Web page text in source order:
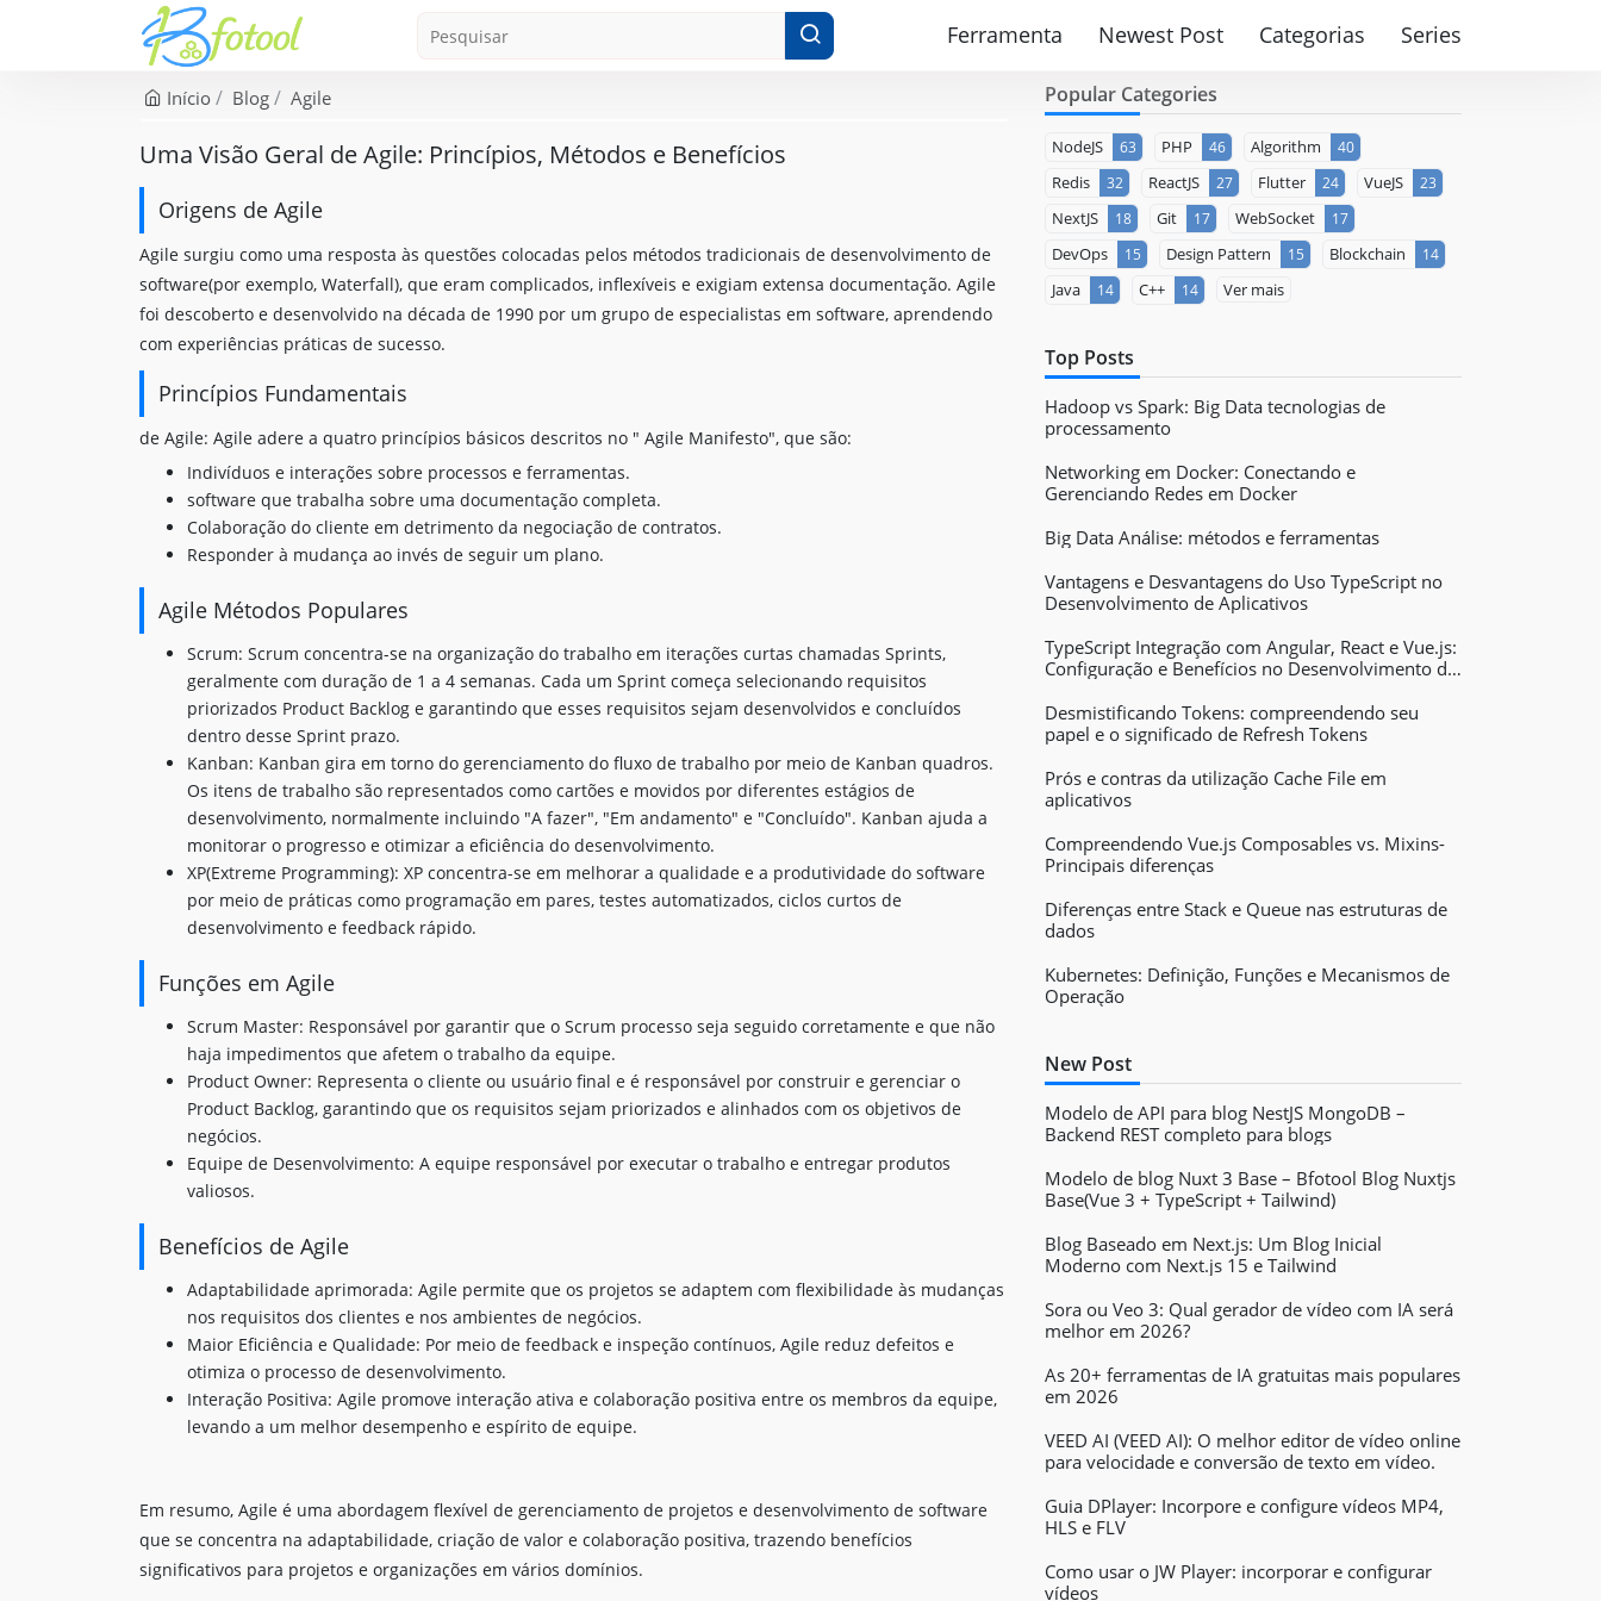
Ferramenta Newest Post Categorias Series
Início Blog Agile
Uma Visão Geral de Agile: Princípios, Métodos e Benefícios
Origens de Agile
Agile surgiu como uma resposta às questões colocadas pelos métodos tradicionais de desenvolvimento de
software(por exemplo, Waterfall), que eram complicados, inflexíveis e exigiam extensa documentação. Agile
foi descoberto e desenvolvido na década de 1990 por um grupo de especialistas em software, aprendendo
com experiências práticas de sucesso.
Princípios Fundamentais
de Agile: Agile adere a quatro princípios básicos descritos no " Agile Manifesto", que são:
Indivíduos e interações sobre processos e ferramentas.
software que trabalha sobre uma documentação completa.
Colaboração do cliente em detrimento da negociação de contratos.
Responder à mudança ao invés de seguir um plano.
Agile Métodos Populares
Scrum: Scrum concentra-se na organização do trabalho em iterações curtas chamadas Sprints,
geralmente com duração de 1 a 4 semanas. Cada um Sprint começa selecionando requisitos
priorizados Product Backlog e garantindo que esses requisitos sejam desenvolvidos e concluídos
dentro desse Sprint prazo.
Kanban: Kanban gira em torno do gerenciamento do fluxo de trabalho por meio de Kanban quadros.
Os itens de trabalho são representados como cartões e movidos por diferentes estágios de
desenvolvimento, normalmente incluindo "A fazer", "Em andamento" e "Concluído". Kanban ajuda a
monitorar o progresso e otimizar a eficiência do desenvolvimento.
XP(Extreme Programming): XP concentra-se em melhorar a qualidade e a produtividade do software
por meio de práticas como programação em pares, testes automatizados, ciclos curtos de
desenvolvimento e feedback rápido.
Funções em Agile
Scrum Master: Responsável por garantir que o Scrum processo seja seguido corretamente e que não
haja impedimentos que afetem o trabalho da equipe.
Product Owner: Representa o cliente ou usuário final e é responsável por construir e gerenciar o
Product Backlog, garantindo que os requisitos sejam priorizados e alinhados com os objetivos de
negócios.
Equipe de Desenvolvimento: A equipe responsável por executar o trabalho e entregar produtos
valiosos.
Benefícios de Agile
Adaptabilidade aprimorada: Agile permite que os projetos se adaptem com flexibilidade às mudanças
nos requisitos dos clientes e nos ambientes de negócios.
Maior Eficiência e Qualidade: Por meio de feedback e inspeção contínuos, Agile reduz defeitos e
otimiza o processo de desenvolvimento.
Interação Positiva: Agile promove interação ativa e colaboração positiva entre os membros da equipe,
levando a um melhor desempenho e espírito de equipe.
Em resumo, Agile é uma abordagem flexível de gerenciamento de projetos e desenvolvimento de software
que se concentra na adaptabilidade, criação de valor e colaboração positiva, trazendo benefícios
significativos para projetos e organizações em vários domínios.
Popular Categories
NodeJS 63 PHP 46 Algorithm 40
Redis 32 ReactJS 27 Flutter 24 VueJS 23
NextJS 18 Git 17 WebSocket 17
DevOps 15 Design Pattern 15 Blockchain 14
Java 14 C++ 14 Ver mais
Top Posts
Hadoop vs Spark: Big Data tecnologias de
processamento
Networking em Docker: Conectando e
Gerenciando Redes em Docker
Big Data Análise: métodos e ferramentas
Vantagens e Desvantagens do Uso TypeScript no
Desenvolvimento de Aplicativos
TypeScript Integração com Angular, React e Vue.js:
Configuração e Benefícios no Desenvolvimento de
Desmistificando Tokens: compreendendo seu
papel e o significado de Refresh Tokens
Prós e contras da utilização Cache File em
aplicativos
Compreendendo Vue.js Composables vs. Mixins-
Principais diferenças
Diferenças entre Stack e Queue nas estruturas de
dados
Kubernetes: Definição, Funções e Mecanismos de
Operação
New Post
Modelo de API para blog NestJS MongoDB –
Backend REST completo para blogs
Modelo de blog Nuxt 3 Base – Bfotool Blog Nuxtjs
Base(Vue 3 + TypeScript + Tailwind)
Blog Baseado em Next.js: Um Blog Inicial
Moderno com Next.js 15 e Tailwind
Sora ou Veo 3: Qual gerador de vídeo com IA será
melhor em 2026?
As 20+ ferramentas de IA gratuitas mais populares
em 2026
VEED AI (VEED AI): O melhor editor de vídeo online
para velocidade e conversão de texto em vídeo.
Guia DPlayer: Incorpore e configure vídeos MP4,
HLS e FLV
Como usar o JW Player: incorporar e configurar
vídeos